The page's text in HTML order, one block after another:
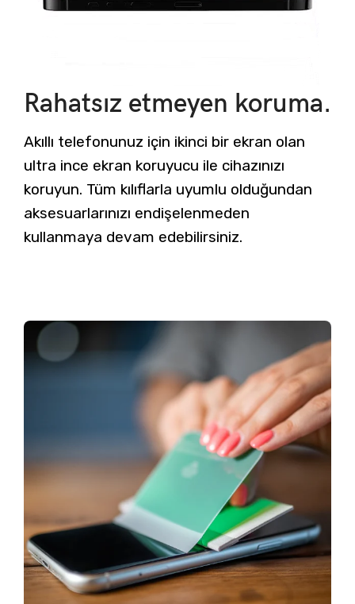
Rahatsız etmeyen koruma.
Akıllı telefonunuz için ikinci bir ekran olan
ultra ince ekran koruyucu ile cihazınızı
koruyun. Tüm kılıflarla uyumlu olduğundan
aksesuarlarınızı endişelenmeden
kullanmaya devam edebilirsiniz.